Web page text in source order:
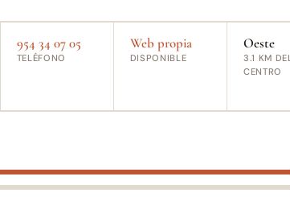
954 34 07 05
TELÉFONO
Web propia
DISPONIBLE
Oeste
3.1 KM DEL
CENTRO